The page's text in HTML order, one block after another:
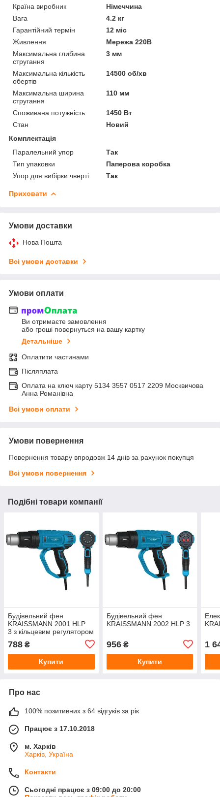
Країна виробник
Німеччина
Вага
4.2 кг
Гарантійний термін
12 міс
Живлення
Мережа 220В
Максимальна глибина
стругання
3 мм
Максимальна кількість
обертів
14500 об/хв
Максимальна ширина
стругання
110 мм
Споживана потужність
1450 Вт
Стан
Новий
Комплектація
Паралельний упор
Так
Тип упаковки
Паперова коробка
Упор для вибірки чверті
Так
Приховати
Умови доставки
Нова Пошта
Всі умови доставки
Умови оплати
Ви отримаєте замовлення
або гроші повернуться на вашу картку
Детальніше
Оплатити частинами
Післяплата
Оплата на ключ карту 5134 3557 0517 2209 Москвичова
Анна Романівна
Всі умови оплати
Умови повернення
Повернення товару впродовж 14 днів за рахунок покупця
Всі умови повернення
Подібні товари компанії
Будівельний фен
KRAISSMANN 2001 HLP
3 з кільцевим регулятором
788 ₴
Купити
Будівельний фен
KRAISSMANN 2002 HLP 3
956₴
Купити
1
Про нас
100% позитивних з 64 відгуків за рік
Працює з 17.10.2018
м. Харків
Харків, Україна
Контакти
Сьогодні працює з 09:00 до 20:00